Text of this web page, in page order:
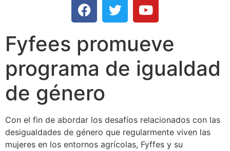
Fyfees promueve
programa de igualdad
de género
Con el fin de abordar los desafíos relacionados con las
desigualdades de género que regularmente viven las
mujeres en los entornos agrícolas, Fyffes y su